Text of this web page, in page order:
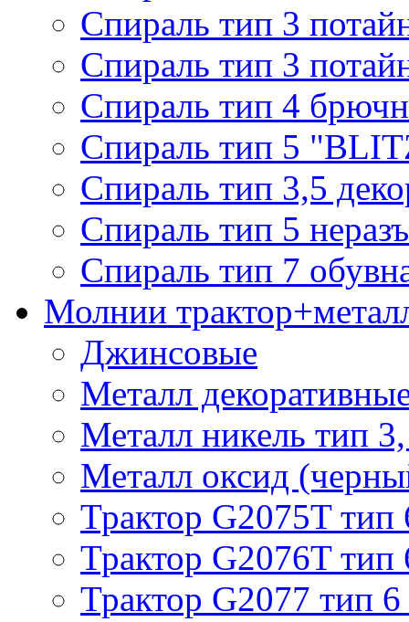
Спираль тип 3
Спираль тип 3
Спираль тип 4
Спираль тип 5
Спираль тип 3,5
Спираль тип 5
Спираль тип 7
Молнии
Джинсовые
Металл
Металл никель тип
Металл оксид
Трактор G2075T тип
Трактор G2076T тип
Трактор G2077 тип 6